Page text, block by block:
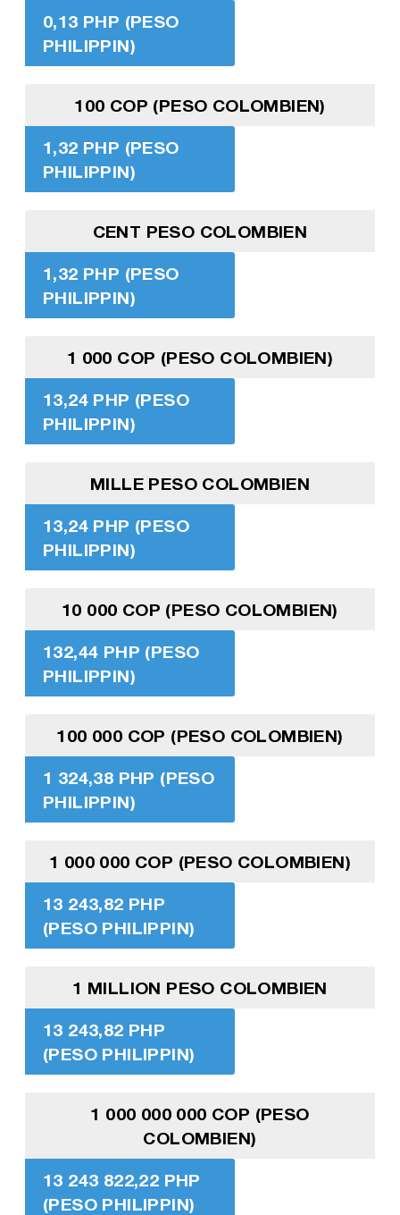
0,13 PHP (PESO
PHILIPPIN)
100 COP (PESO COLOMBIEN)
1,32 PHP (PESO
PHILIPPIN)
CENT PESO COLOMBIEN
1,32 PHP (PESO
PHILIPPIN)
1 000 COP (PESO COLOMBIEN)
13,24 PHP (PESO
PHILIPPIN)
MILLE PESO COLOMBIEN
13,24 PHP (PESO
PHILIPPIN)
10 000 COP (PESO COLOMBIEN)
132,44 PHP (PESO
PHILIPPIN)
100 000 COP (PESO COLOMBIEN)
1 324,38 PHP (PESO
PHILIPPIN)
1 000 000 COP (PESO COLOMBIEN)
13 243,82 PHP
(PESO PHILIPPIN)
1 MILLION PESO COLOMBIEN
13 243,82 PHP
(PESO PHILIPPIN)
1 000 000 000 COP (PESO
COLOMBIEN)
13 243 822,22 PHP
(PESO PHILIPPIN)